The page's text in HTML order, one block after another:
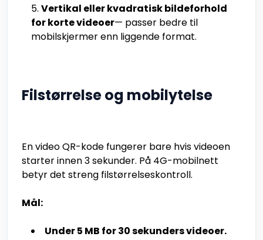
Vertikal eller kvadratisk bildeforhold
for korte videoer— passer bedre til
mobilskjermer enn liggende format.
Filstørrelse og mobilytelse
En video QR-kode fungerer bare hvis videoen
starter innen 3 sekunder. På 4G-mobilnett
betyr det streng filstørrelseskontroll.
Mål:
Under 5 MB for 30 sekunders videoer.